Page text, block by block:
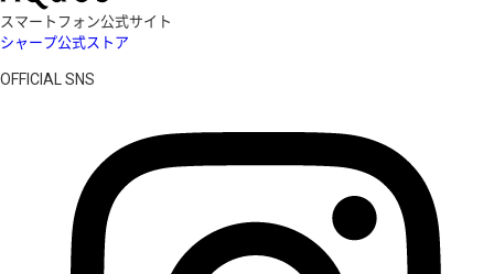
スマートフォン公式サイト
シャープ公式ストア
OFFICIAL SNS